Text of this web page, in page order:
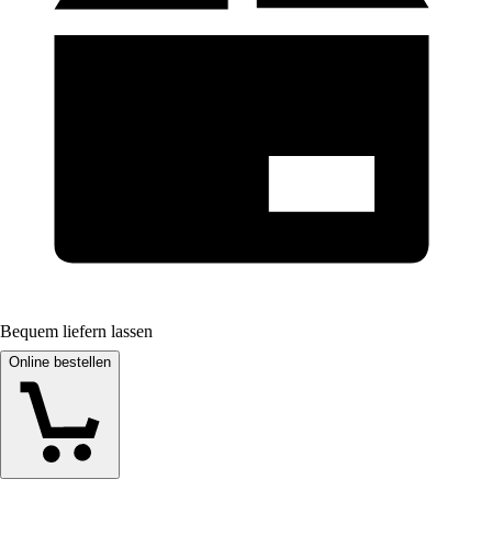
Bequem liefern lassen
Online bestellen